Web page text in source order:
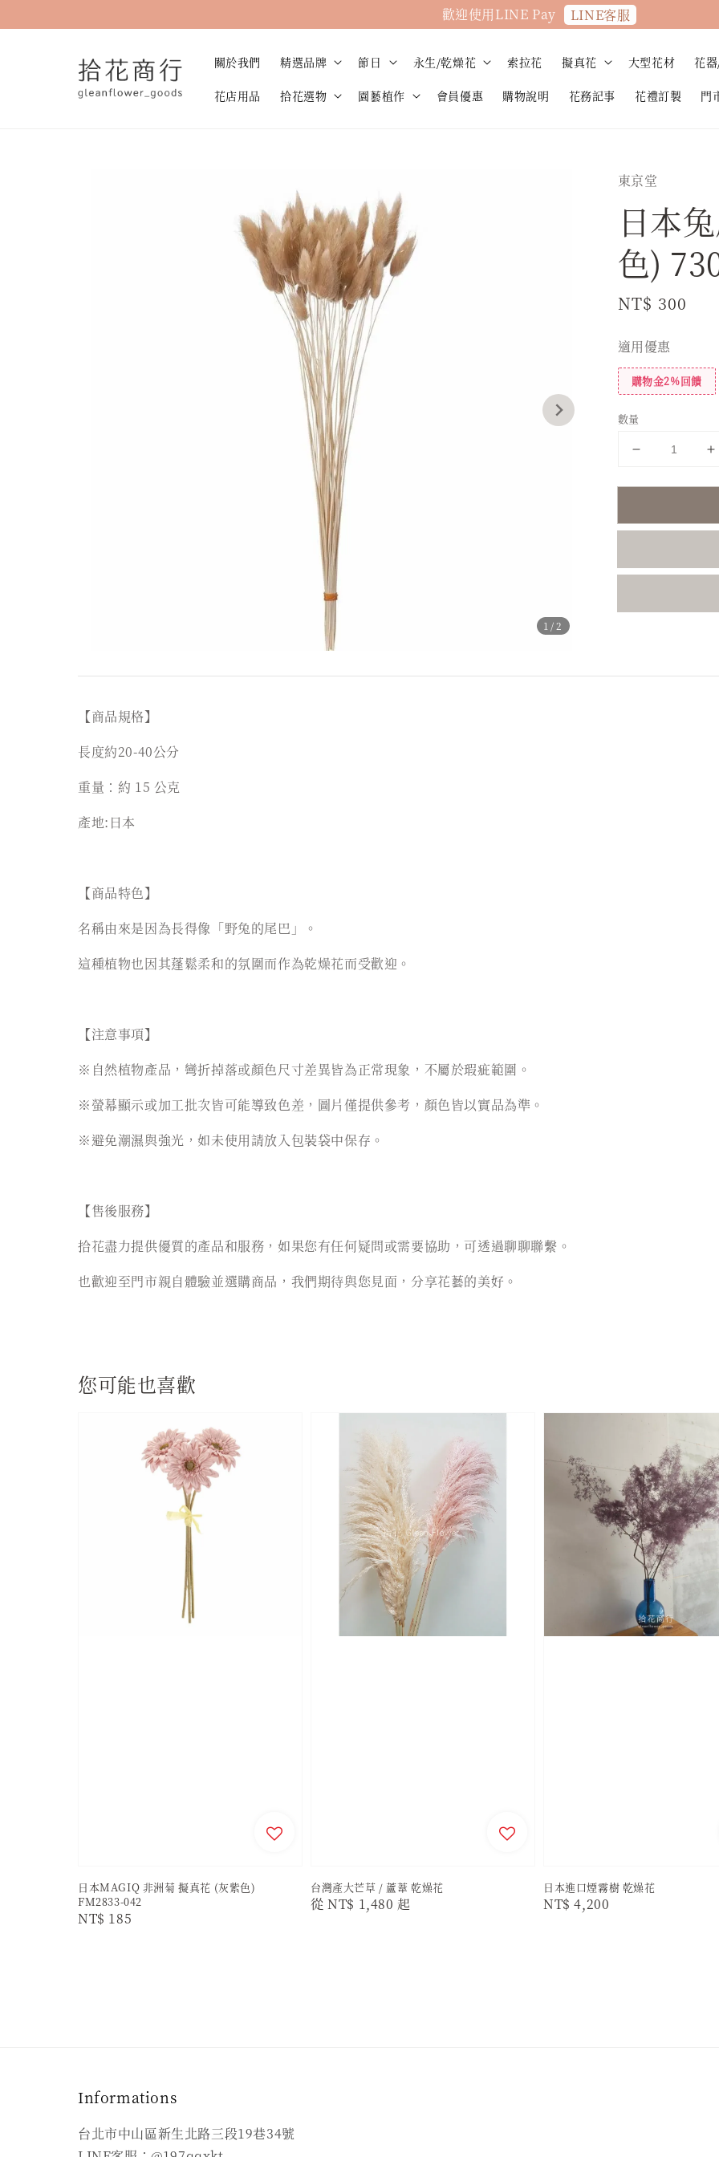
歡迎使用LINE Pay LINE客服
關於我們 精選品牌 節日 永生/乾燥花 索拉花 擬真花 大型花材 花
花店用品 拾花選物 園藝植作 會員優惠 購物說明 花務記事 花禮訂製 門
1 /2
東京堂
日本
色)
Regular
NT$ 300
適用優惠
購物金2%回饋
數量
【商品規格】
長度約20-40公分
重量：約 15 公克
產地:日本
【商品特色】
名稱由來是因為長得像「野兔的尾巴」。
這種植物也因其蓬鬆柔和的氛圍而作為乾燥花而受歡迎。
【注意事項】
※自然植物產品，彎折掉落或顏色尺寸差異皆為正常現象，不屬於瑕疵範圍。
※螢幕顯示或加工批次皆可能導致色差，圖片僅提供參考，顏色皆以實品為準。
※避免潮濕與強光，如未使用請放入包裝袋中保存。
【售後服務】
拾花盡力提供優質的產品和服務，如果您有任何疑問或需要協助，可透過聊聊聯繫。
也歡迎至門市親自體驗並選購商品，我們期待與您見面，分享花藝的美好。
您可能也喜歡
日本MAGIQ 非洲菊 擬真花 (灰紫色)
FM2833-042
Regular
NT$ 185
台灣產大芒草 / 蘆葦 乾燥花
Regular
從NT$ 1,480 起
日本進口煙霧樹 乾燥花
Regular
NT$ 4,200
Informations
台北市中山區新生北路三段19巷34號